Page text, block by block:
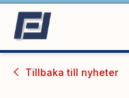
Tillbaka till nyheter